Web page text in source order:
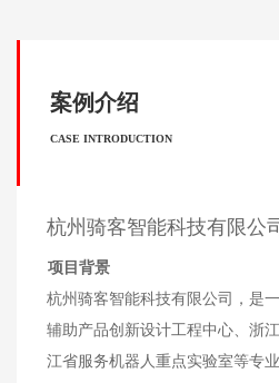
案例介绍
CASE INTRODUCTION
杭州骑客智能科技有限公司
项目背景
杭州骑客智能科技有限公司，是
辅助产品创新设计工程中心、浙
江省服务机器人重点实验室等专